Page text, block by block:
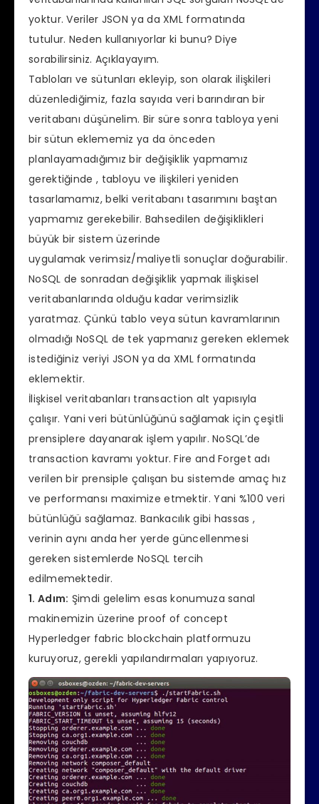
yoktur. Veriler JSON ya da XML formatında
tutulur. Neden kullanıyorlar ki bunu? Diye
sorabilirsiniz. Açıklayayım.
Tabloları ve sütunları ekleyip, son olarak ilişkileri
düzenlediğimiz, fazla sayıda veri barındıran bir
veritabanı düşünelim. Bir süre sonra tabloya yeni
bir sütun eklememiz ya da önceden
planlayamadığımız bir değişiklik yapmamız
gerektiğinde , tabloyu ve ilişkileri yeniden
tasarlamamız, belki veritabanı tasarımını baştan
yapmamız gerekebilir. Bahsedilen değişiklikleri
büyük bir sistem üzerinde
uygulamak verimsiz/maliyetli sonuçlar doğurabilir.
NoSQL de sonradan değişiklik yapmak ilişkisel
veritabanlarında olduğu kadar verimsizlik
yaratmaz. Çünkü tablo veya sütun kavramlarının
olmadığı NoSQL de tek yapmanız gereken eklemek
istediğiniz veriyi JSON ya da XML formatında
eklemektir.
İlişkisel veritabanları transaction alt yapısıyla
çalışır. Yani veri bütünlüğünü sağlamak için çeşitli
prensiplere dayanarak işlem yapılır. NoSQL’de
transaction kavramı yoktur. Fire and Forget adı
verilen bir prensiple çalışan bu sistemde amaç hız
ve performansı maximize etmektir. Yani %100 veri
bütünlüğü sağlamaz. Bankacılık gibi hassas ,
verinin aynı anda her yerde güncellenmesi
gereken sistemlerde NoSQL tercih
edilmemektedir.
1. Adım: Şimdi gelelim esas konumuza sanal
makinemizin üzerine proof of concept
Hyperledger fabric blockchain platformuzu
kuruyoruz, gerekli yapılandırmaları yapıyoruz.